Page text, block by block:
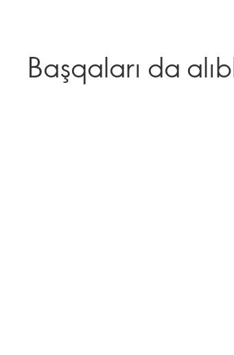
Başqaları da